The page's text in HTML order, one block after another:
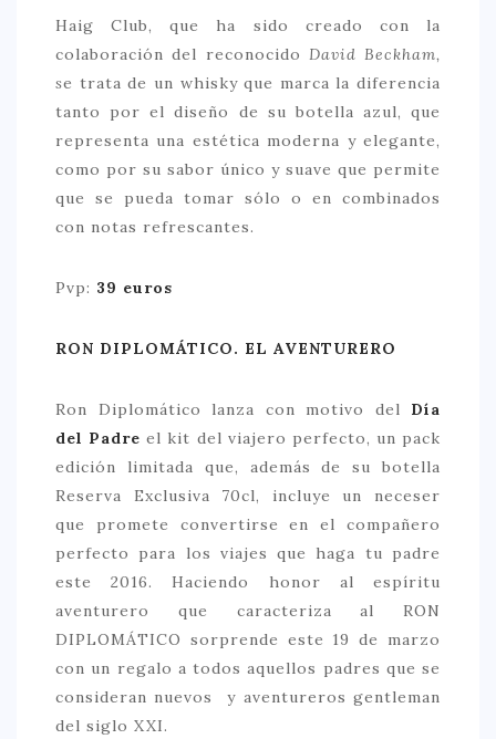
Haig Club, que ha sido creado con la
colaboración del reconocido David Beckham,
se trata de un whisky que marca la diferencia
tanto por el diseño de su botella azul, que
representa una estética moderna y elegante,
como por su sabor único y suave que permite
que se pueda tomar sólo o en combinados
con notas refrescantes.
Pvp: 39 euros
RON DIPLOMÁTICO. EL AVENTURERO
Ron Diplomático lanza con motivo del Día
del Padre el kit del viajero perfecto, un pack
edición limitada que, además de su botella
Reserva Exclusiva 70cl, incluye un neceser
que promete convertirse en el compañero
perfecto para los viajes que haga tu padre
este 2016. Haciendo honor al espíritu
aventurero que caracteriza al RON
DIPLOMÁTICO sorprende este 19 de marzo
con un regalo a todos aquellos padres que se
consideran nuevos y aventureros gentleman
del siglo XXI.